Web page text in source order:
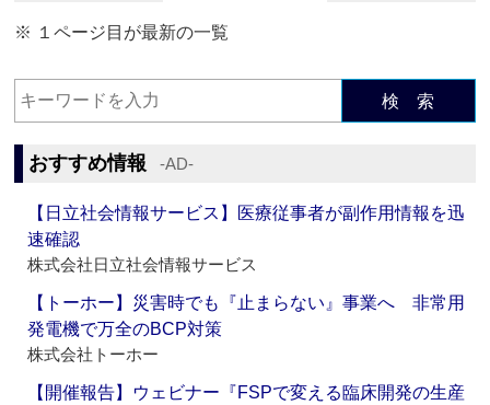
※ １ページ目が最新の一覧
検 索
おすすめ情報 ‐AD‐
【日立社会情報サービス】医療従事者が副作用情報を迅
速確認
株式会社日立社会情報サービス
【トーホー】災害時でも『止まらない』事業へ 非常用
発電機で万全のBCP対策
株式会社トーホー
【開催報告】ウェビナー『FSPで変える臨床開発の生産